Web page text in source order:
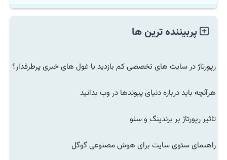
پربیننده ترین ها
رپورتاژ در سایت های تخصصی کم بازدید یا غول های خبری پرطرفدار؟
هرآنچه باید درباره دنیای پیوندها در وب بدانید
تاثیر رپورتاژ بر برندینگ و سئو
راهنمای سئوی سایت برای هوش مصنوعی گوگل